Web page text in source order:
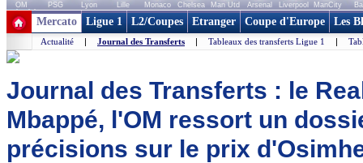
OM PSG Lyon Lille Monaco Chelsea Man Utd Arsenal Liverpool ManCity
+ de clubs
Mercato Ligue 1 L2/Coupes Etranger Coupe d'Europe Les
Actualité | Journal des Transferts | Tableaux des transferts Ligue 1 |
Journal des Transferts : le
Mbappé, l'OM ressort un
précisions sur le prix